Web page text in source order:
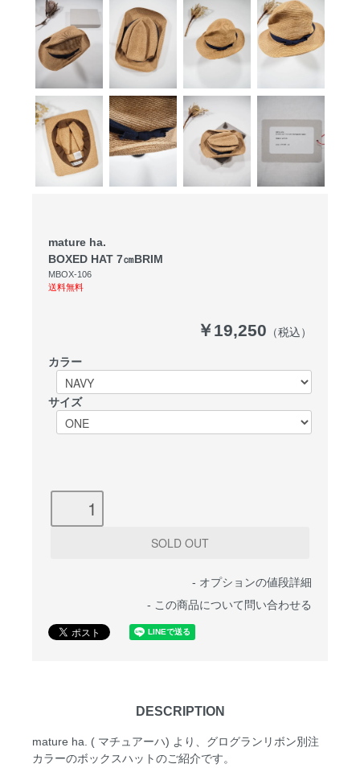
mature ha.
BOXED HAT 7㎝BRIM
MBOX-106
送料無料
￥19,250 （税込）
カラー
サイズ
- オプションの値段詳細
- この商品について問い合わせる
DESCRIPTION
mature ha. ( マチュアーハ) より、グログランリボン別注
カラーのボックスハットのご紹介です。